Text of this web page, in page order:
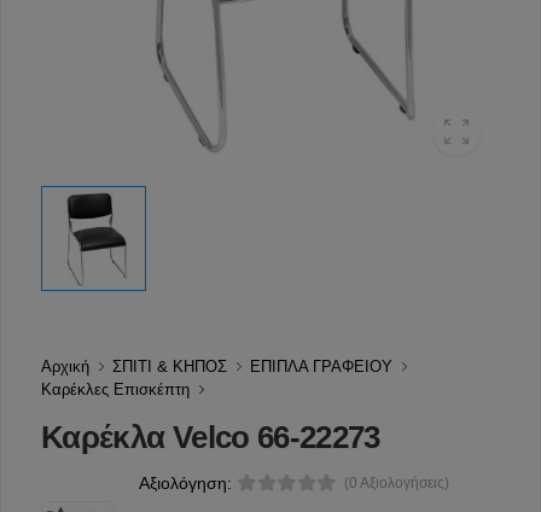
Αρχική ΣΠΙΤΙ & ΚΗΠΟΣ
ΕΠΙΠΛΑ ΓΡΑΦΕΙΟΥ
Καρέκλες Επισκέπτη
Καρέκλα Velco 66-22273
Αξιολόγηση: (0 Αξιολογήσεις)